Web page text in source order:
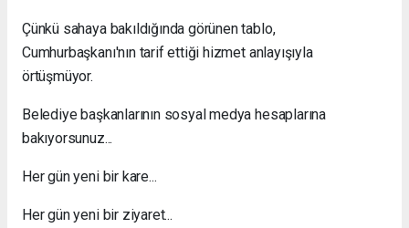
Çünkü sahaya bakıldığında görünen tablo,
Cumhurbaşkanı'nın tarif ettiği hizmet anlayışıyla
örtüşmüyor.
Belediye başkanlarının sosyal medya hesaplarına
bakıyorsunuz...
Her gün yeni bir kare...
Her gün yeni bir ziyaret...